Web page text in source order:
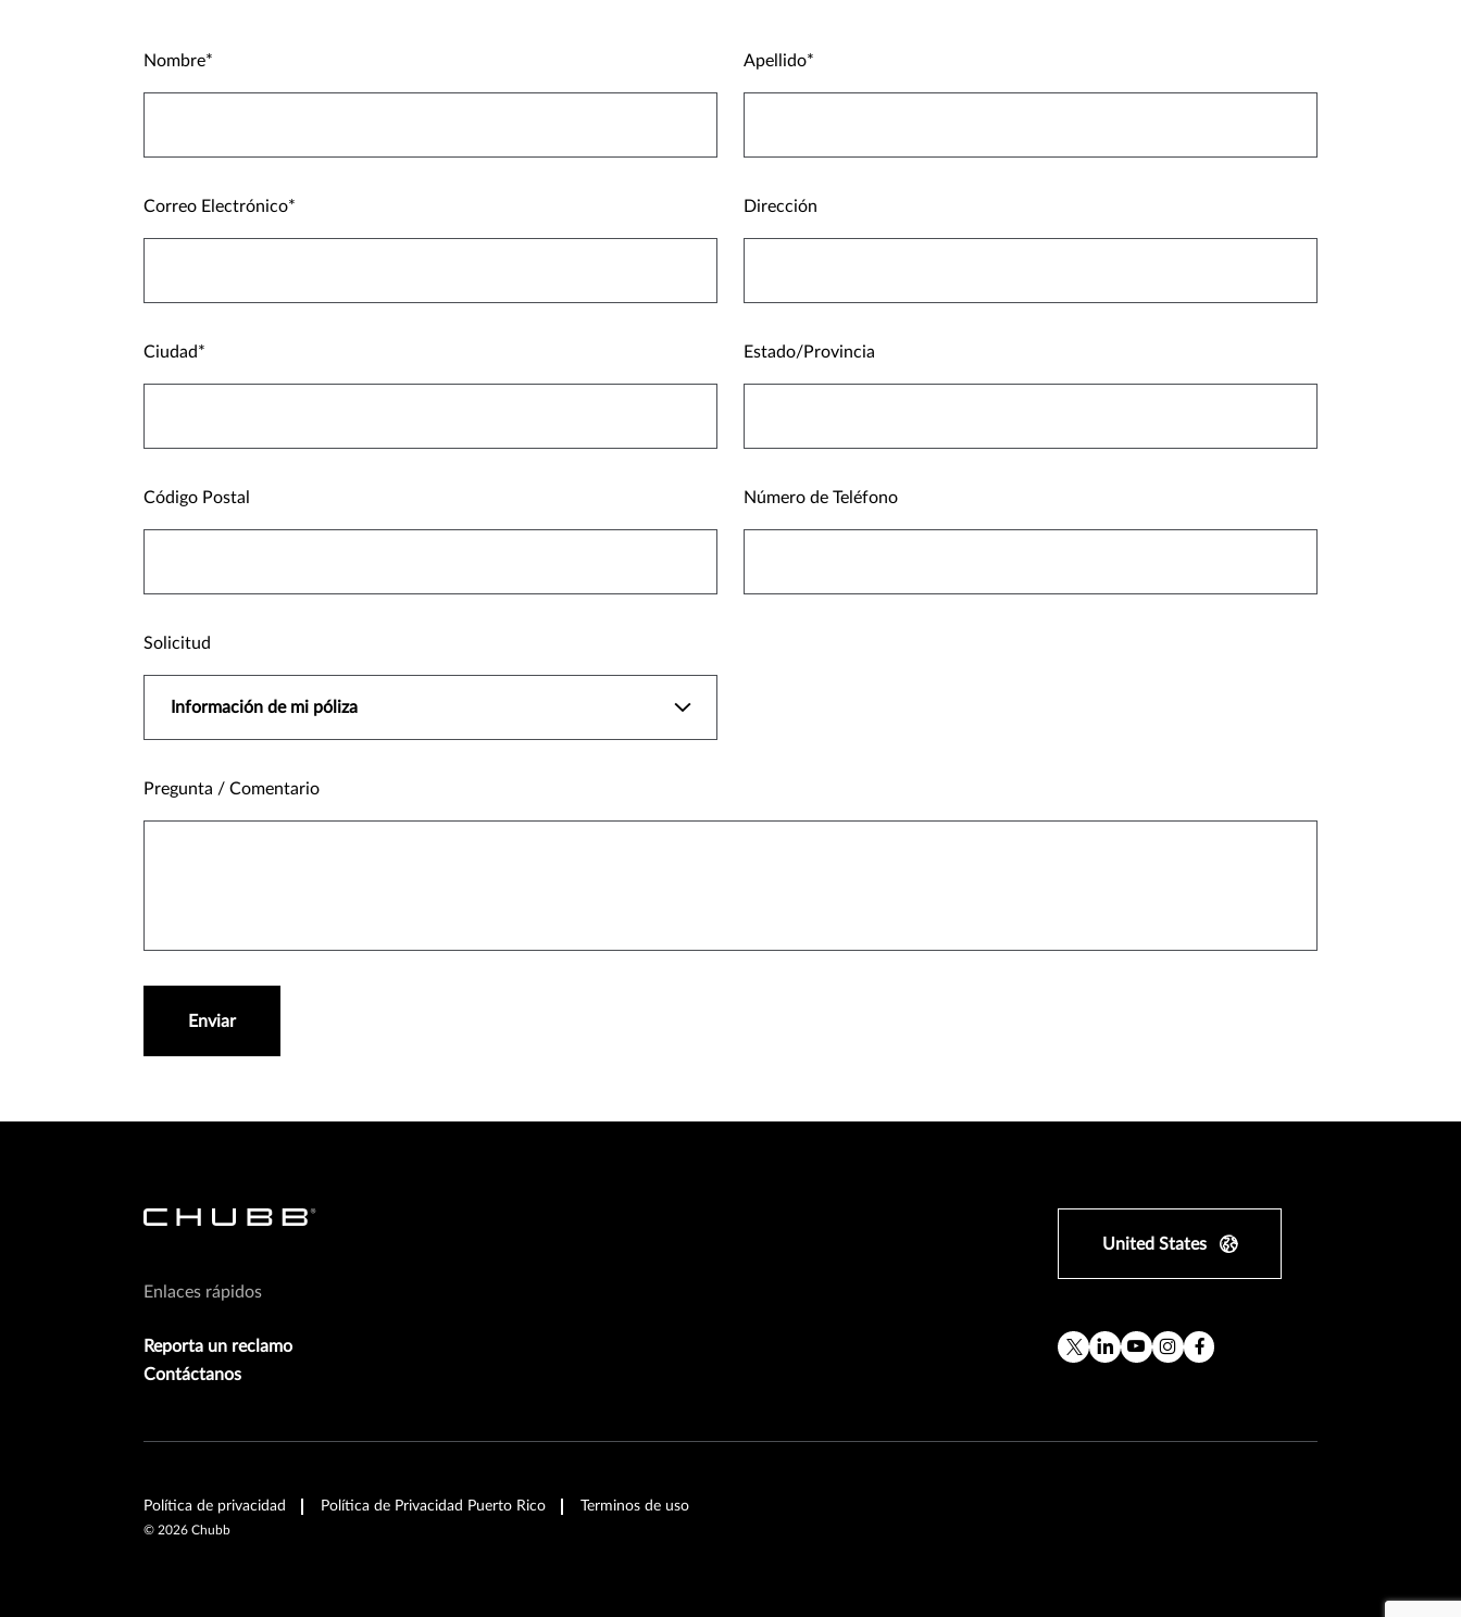
Nombre Apellido
Correo Electrónico Dirección
Ciudad Estado/Provincia
Código Postal Número de Teléfono
Solicitud
Pregunta / Comentario
Enviar
Enlaces rápidos
Reporta un reclamo
Contáctanos
United States
Política de privacidad Política de Privacidad Puerto Rico Terminos de uso
© 2026 Chubb